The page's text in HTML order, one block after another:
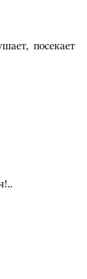
посекает